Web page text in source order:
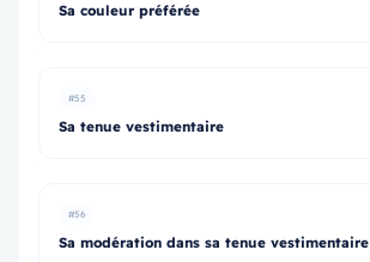
Sa couleur préférée
#55
Sa tenue vestimentaire
#56
Sa modération dans sa tenue vestimentaire